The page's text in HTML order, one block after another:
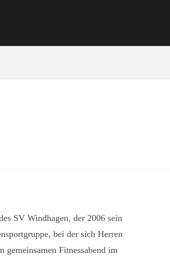
SV Windhagen, der 2006 sein
bei der sich Herren
Fitnessabend im